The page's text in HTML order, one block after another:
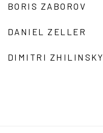
BORIS ZABOROV
DANIEL ZELLER
DIMITRI ZHILINSKY